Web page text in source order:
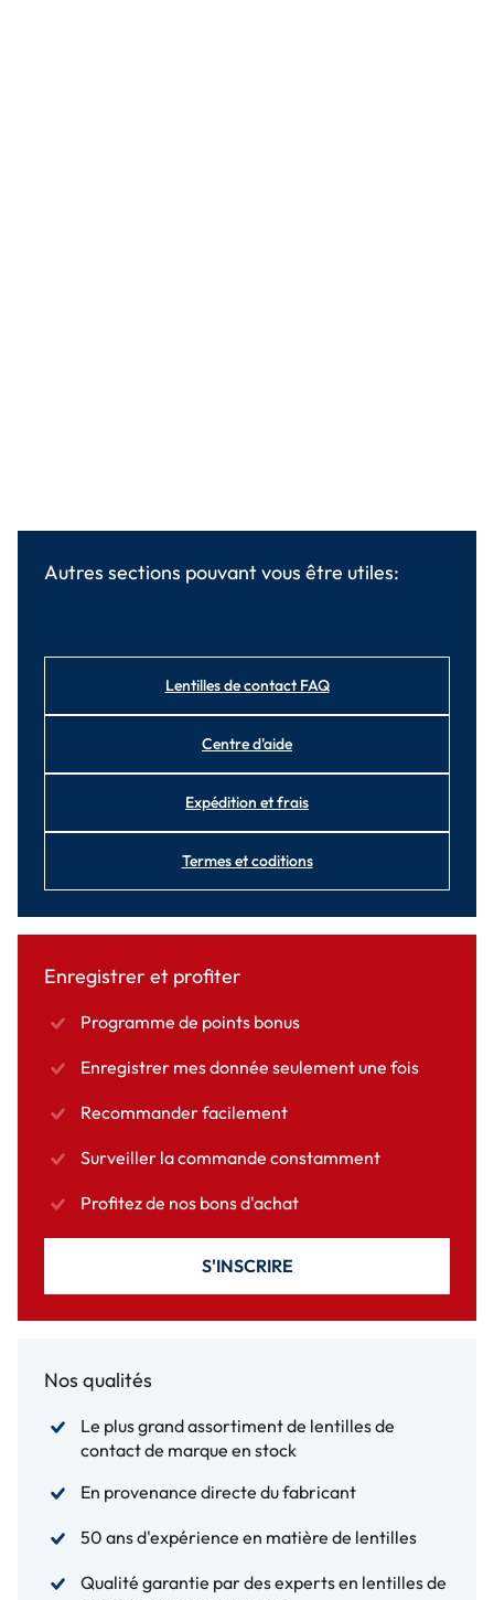
Autres sections pouvant vous être utiles:
Lentilles de contact FAQ
Centre d'aide
Expédition et frais
Termes et coditions
Enregistrer et profiter
Programme de points bonus
Enregistrer mes donnée seulement une fois
Recommander facilement
Surveiller la commande constamment
Profitez de nos bons d'achat
S'INSCRIRE
Nos qualités
Le plus grand assortiment de lentilles de
contact de marque en stock
En provenance directe du fabricant
50 ans d'expérience en matière de lentilles
Qualité garantie par des experts en lentilles de